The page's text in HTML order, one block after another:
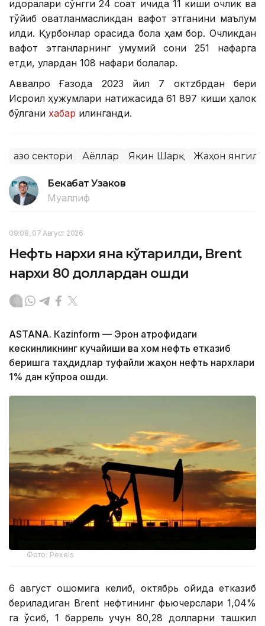
идоралари сўнгги 24 соат ичида 11 киши очлик ва
тўйиб овқатланмасликдан вафот этганини маълум
қилди. Қурбонлар орасида бола ҳам бор. Очликдан
вафот этганларнинг умумий сони 251 нафарга
етди, улардан 108 нафари болалар.
Аввалроқ Ғазода 2023 йил 7 октzбрдан бери
Исроил ҳужумлари натижасида 61 897 киши ҳалок
бўлгани хабар қилинганди.
Ғазо сектори Аёллар Яқин Шарқ Жаҳон
Бекабат Узаков
Муаллиф
09:08, 07 Август 2026
Нефть нархи яна кўтарилди, Brent
нархи 80 доллардан ошди
ASTANА. Кazinform — Эрон атрофидаги
кескинликнинг кучайиши ва хом нефть етказиб
беришга таҳдидлар туфайли жаҳон нефть нархлари
1% дан кўпроққа ошди.
Фото: Pexels
6 август оқшомига келиб, октябрь ойида етказиб
бериладиган Brent нефтининг фьючерслари 1,04%
га ўсиб, 1 баррель учун 80,28 долларни ташкил